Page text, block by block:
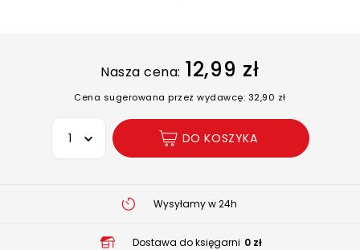
Nasza cena: 12,99 zł
Cena sugerowana przez wydawcę: 32,90 zł
Wybierz opcję
DO KOSZYKA
Wysyłamy w 24h
Dostawa do księgarni 0 zł